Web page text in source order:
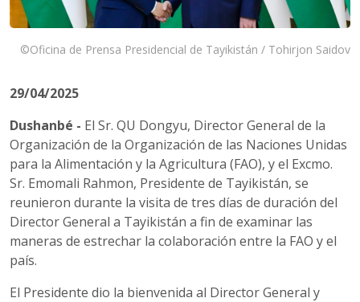
©Oficina de Prensa Presidencial de Tayikistán / Tohirjon Saidov
29/04/2025
Dushanbé - El Sr. QU Dongyu, Director General de la
Organización de la Organización de las Naciones Unidas
para la Alimentación y la Agricultura (FAO), y el Excmo.
Sr. Emomali Rahmon, Presidente de Tayikistán, se
reunieron durante la visita de tres días de duración del
Director General a Tayikistán a fin de examinar las
maneras de estrechar la colaboración entre la FAO y el
país.
El Presidente dio la bienvenida al Director General y